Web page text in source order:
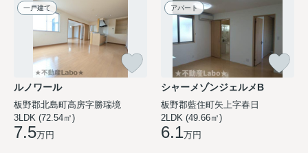
一戸建て
ルノワール
板野郡北島町高房字勝瑞境
3LDK (72.54㎡)
7.5万円
アパート
シャーメゾンジェルメB
板野郡藍住町矢上字春日
2LDK (49.66㎡)
6.1万円